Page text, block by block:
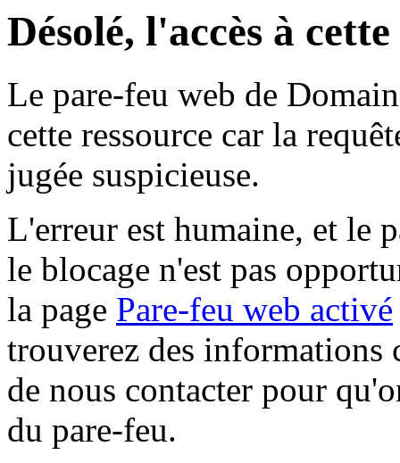
Désolé, l'accès à
Le pare-feu web de
cette ressource car la
jugée suspicieuse.
L'erreur est humaine, et le
le blocage n'est pas
la page Pare-feu web activé
trouverez des informations
de nous contacter pour
du pare-feu.